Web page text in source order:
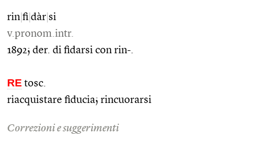
rin fi dàr si
v.pronom.intr.
1892; der. di fidarsi con rin-.
RE tosc.
riacquistare fiducia; rincuorarsi
Correzioni e suggerimenti